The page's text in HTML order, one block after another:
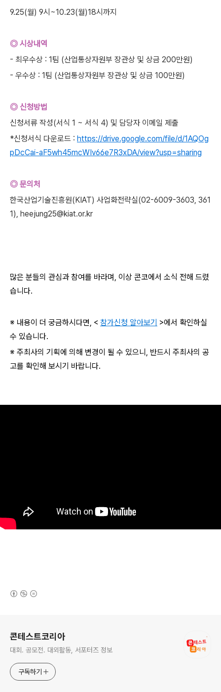
9.25(월) 9시~10.23(월)18시까지
◎ 시상내역
- 최우수상 : 1팀 (산업통상자원부 장관상 및 상금 200만원)
- 우수상 : 1팀 (산업통상자원부 장관상 및 상금 100만원)
◎ 신청방법
신청서류 작성(서식 1 ~ 서식 4) 및 담당자 이메일 제출
*신청서식 다운로드 : https://drive.google.com/file/d/1AQOg
pDcCai-aF5wh45mcWIv66e7R3xDA/view?usp=sharing
◎ 문의처
한국산업기술진흥원(KIAT) 사업화전략실(02-6009-3603, 361
1), heejung25@kiat.or.kr
많은 분들의 관심과 참여를 바라며, 이상 콘코에서 소식 전해 드렸
습니다.
※ 내용이 더 궁금하시다면, < 참가신청 알아보기 >에서 확인하실
수 있습니다.
※ 주최사의 기획에 의해 변경이 될 수 있으니, 반드시 주최사의 공
고를 확인해 보시기 바랍니다.
콘테스트코리아
대회. 공모전. 대외활동, 서포터즈 정보
구독하기